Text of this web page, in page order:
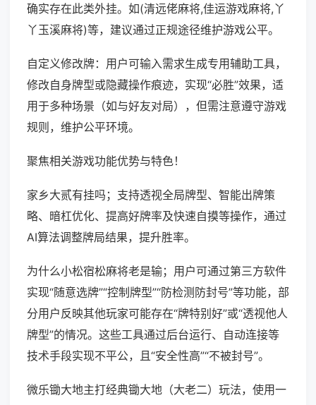
确实存在此类外挂。如(清远佬麻将,佳运游戏麻将,丫
丫玉溪麻将)等，建议通过正规途径维护游戏公平。
自定义修改牌：用户可输入需求生成专用辅助工具，
修改自身牌型或隐藏操作痕迹，实现“必胜”效果，适
用于多种场景（如与好友对局），但需注意遵守游戏
规则，维护公平环境。
聚焦相关游戏功能优势与特色！
家乡大贰有挂吗；支持透视全局牌型、智能出牌策
略、暗杠优化、提高好牌率及快速自摸等操作，通过
AI算法调整牌局结果，提升胜率。
为什么小松宿松麻将老是输；用户可通过第三方软件
实现“随意选牌”“控制牌型”“防检测防封号”等功能，部
分用户反映其他玩家可能存在“牌特别好”或“透视他人
牌型”的情况。这些工具通过后台运行、自动连接等
技术手段实现不平公，且“安全性高”“不被封号”。
微乐锄大地主打经典锄大地（大老二）玩法，使用一